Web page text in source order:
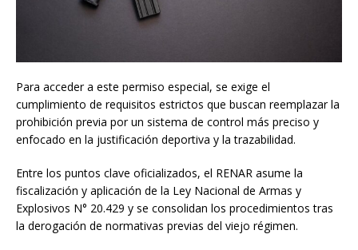
Para acceder a este permiso especial, se exige el
cumplimiento de requisitos estrictos que buscan reemplazar la
prohibición previa por un sistema de control más preciso y
enfocado en la justificación deportiva y la trazabilidad.
Entre los puntos clave oficializados, el RENAR asume la
fiscalización y aplicación de la Ley Nacional de Armas y
Explosivos N° 20.429 y se consolidan los procedimientos tras
la derogación de normativas previas del viejo régimen.